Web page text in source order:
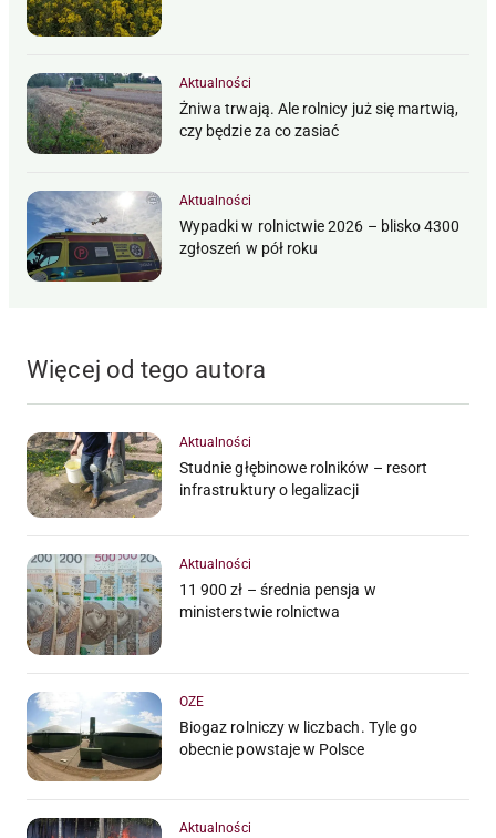
Aktualności
Żniwa trwają. Ale rolnicy już się martwią,
czy będzie za co zasiać
Aktualności
Wypadki w rolnictwie 2026 – blisko 4300
zgłoszeń w pół roku
Więcej od tego autora
Aktualności
Studnie głębinowe rolników – resort
infrastruktury o legalizacji
Aktualności
11 900 zł – średnia pensja w
ministerstwie rolnictwa
OZE
Biogaz rolniczy w liczbach. Tyle go
obecnie powstaje w Polsce
Aktualności